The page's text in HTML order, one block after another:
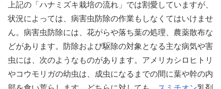
上記の「ハナミズキ栽培の流れ」では割愛していますが、
状況によっては、病害虫防除の作業もしなくてはいけませ
ん。病害虫防除には、花がらや落ち葉の処理、農薬散布な
どがあります。防除および駆除の対象となる主な病気や害
虫には、次のようなものがあります。アメリカシロヒトリ
やコウモリガの幼虫は、成虫になるまでの間に葉や幹の内